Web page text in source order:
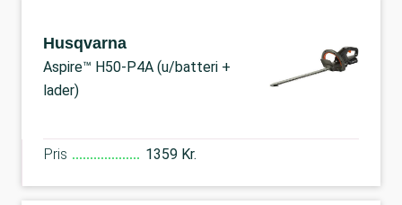
Husqvarna
Aspire™ H50-P4A (u/batteri +
lader)
Pris 1359 Kr.